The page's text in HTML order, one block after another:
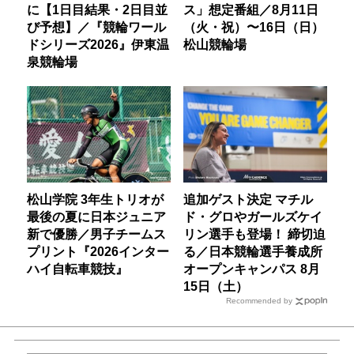
に【1日目結果・2日目並
び予想】／『競輪ワール
ドシリーズ2026』伊東温
泉競輪場
ス」想定番組／8月11日
（火・祝）〜16日（日）
松山競輪場
松山学院 3年生トリオが
最後の夏に日本ジュニア
新で優勝／男子チームス
プリント『2026インター
ハイ自転車競技』
追加ゲスト決定 マチル
ド・グロやガールズケイ
リン選手も登場！ 締切迫
る／日本競輪選手養成所
オープンキャンパス 8月
15日（土）
Recommended by